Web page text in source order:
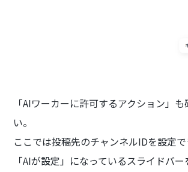
「AIワーカーに許可するアクション」
い。
ここでは投稿先のチャンネルIDを設定で
「AIが設定」になっているスライドバ